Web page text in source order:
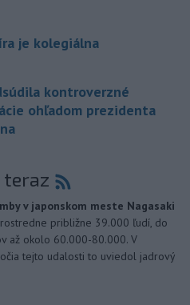
je kolegiálna
kontroverzné
ohľadom prezidenta
teraz
v japonskom meste Nagasaki
približne 39.000 ľudí, do
až okolo 60.000-80.000. V
tejto udalosti to uviedol jadrový